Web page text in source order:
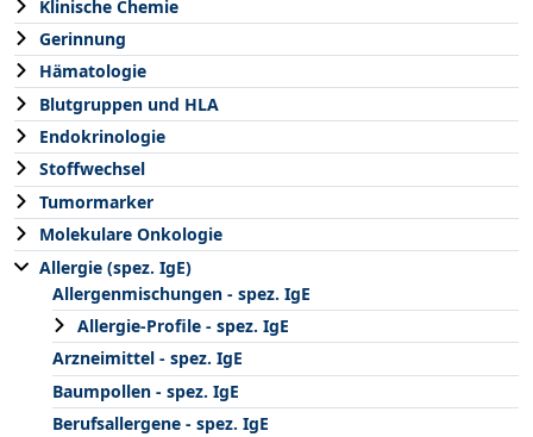
Klinische Chemie
Gerinnung
Hämatologie
Blutgruppen und HLA
Endokrinologie
Stoffwechsel
Tumormarker
Molekulare Onkologie
Allergie (spez. IgE)
Allergenmischungen - spez. IgE
Allergie-Profile - spez. IgE
Arzneimittel - spez. IgE
Baumpollen - spez. IgE
Berufsallergene - spez. IgE